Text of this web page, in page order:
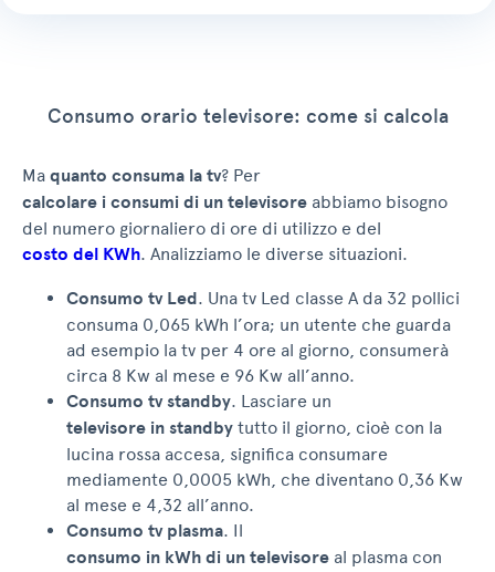
Consumo orario televisore: come si calcola
Ma quanto consuma la tv? Per
calcolare i consumi di un televisore abbiamo bisogno
del numero giornaliero di ore di utilizzo e del
costo del KWh. Analizziamo le diverse situazioni.
Consumo tv Led. Una tv Led classe A da 32 pollici
consuma 0,065 kWh l’ora; un utente che guarda
ad esempio la tv per 4 ore al giorno, consumerà
circa 8 Kw al mese e 96 Kw all’anno.
Consumo tv standby. Lasciare un
televisore in standby tutto il giorno, cioè con la
lucina rossa accesa, significa consumare
mediamente 0,0005 kWh, che diventano 0,36 Kw
al mese e 4,32 all’anno.
Consumo tv plasma. Il
consumo in kWh di un televisore al plasma con